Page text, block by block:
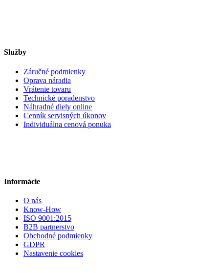
Služby
Záručné podmienky
Oprava náradia
Vrátenie tovaru
Technické poradenstvo
Náhradné diely online
Cenník servisných úkonov
Individuálna cenová ponuka
Informácie
O nás
Know-How
ISO 9001:2015
B2B partnerstvo
Obchodné podmienky
GDPR
Nastavenie cookies